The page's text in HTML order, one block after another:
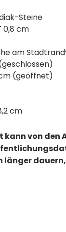
Steine
0,8 cm
am
cm (geöffnet)
cm
kann von den
länger